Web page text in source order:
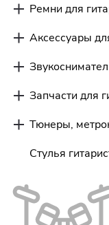
Ремни для
Аксессуары
Запчасти для
Тюнеры,
Стулья